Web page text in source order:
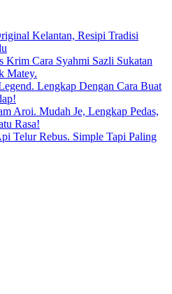
Kelantan, Resipi Tradisi
Cara Syahmi Sazli Sukatan
Matey.
Lengkap Dengan Cara Buat
Aroi. Mudah Je, Lengkap Pedas,
Rasa!
Telur Rebus. Simple Tapi Paling